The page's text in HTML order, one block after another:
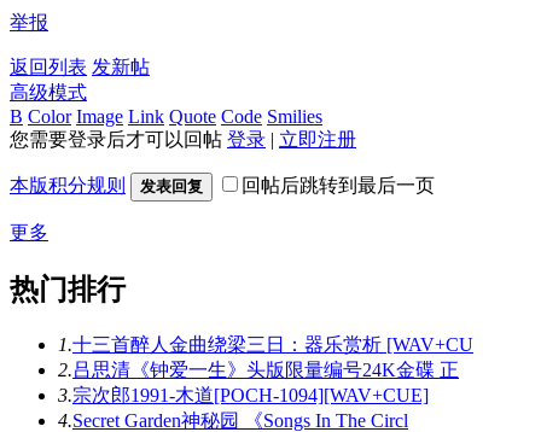
举报
返回列表 发新帖
高级模式
B Color Image Link Quote Code Smilies
您需要登录后才可以回帖 登录 | 立即注册
本版积分规则 发表回复 回帖后跳转到最后一页
更多
热门排行
1.十三首醉人金曲绕梁三日：器乐赏析 [WAV+CU
2.吕思清《钟爱一生》头版限量编号24K金碟 正
3.宗次郎1991-木道[POCH-1094][WAV+CUE]
4.Secret Garden神秘园 《Songs In The Circl